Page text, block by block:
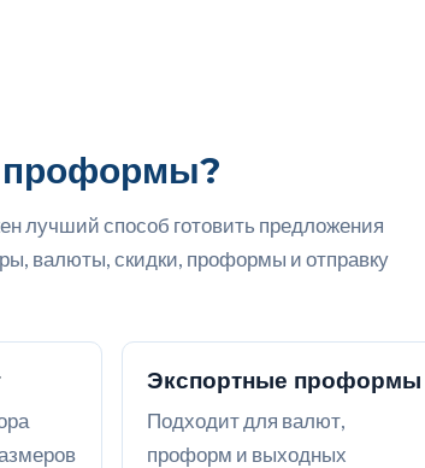
проформы?
лучший способ готовить предложения
валюты, скидки, проформы и отправку
Экспортные проформы
Подходит для валют,
проформ и выходных